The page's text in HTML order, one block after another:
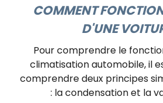
COMMENT
D'UNE
Pour comprendre le
climatisation automobile, il
comprendre deux principes
: la condensation et la